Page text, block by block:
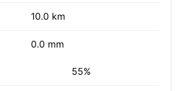
10.0 km
0.0 mm
55%